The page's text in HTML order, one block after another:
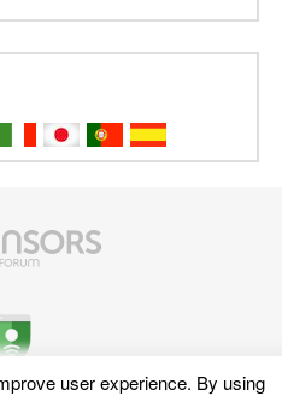
user experience. By using